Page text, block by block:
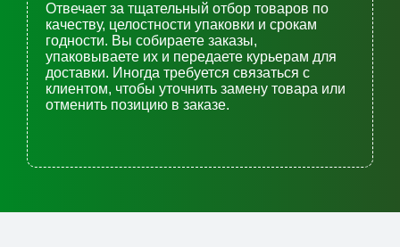
Отвечает за тщательный отбор товаров по
качеству, целостности упаковки и срокам
годности. Вы собираете заказы,
упаковываете их и передаете курьерам для
доставки. Иногда требуется связаться с
клиентом, чтобы уточнить замену товара или
отменить позицию в заказе.